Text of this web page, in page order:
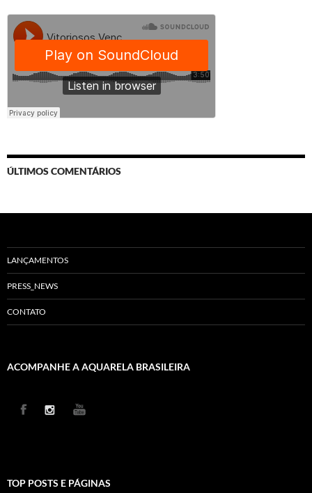
ÚLTIMOS COMENTÁRIOS
LANÇAMENTOS
PRESS_NEWS
CONTATO
ACOMPANHE A AQUARELA BRASILEIRA
TOP POSTS E PÁGINAS